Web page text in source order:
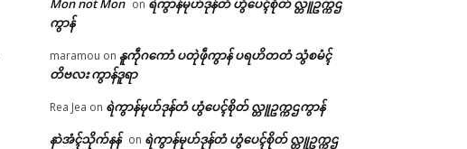
Mon not Mon on ရဲကွာန်မုဟ်ဒုန်တံ ဟွံပေၚ်စိုတ် လ္တူဥက္ကဌ
ကွာန်
maramou on နူကဵုဂကောံ ပတုဲဖဵုကွာန် ပရဟိတတံ သွံစမံၚ်
တိဗလး ကွာန်ဒူရာ
Rea Jea on ရဲကွာန်မုဟ်ဒုန်တံ ဟွံပေၚ်စိုတ် လ္တူဥက္ကဌကွာန်
နာဲအံၚ်သိုက်နန် on ရဲကွာန်မုဟ်ဒုန်တံ ဟွံပေၚ်စိုတ် လ္တူဥက္ကဌ